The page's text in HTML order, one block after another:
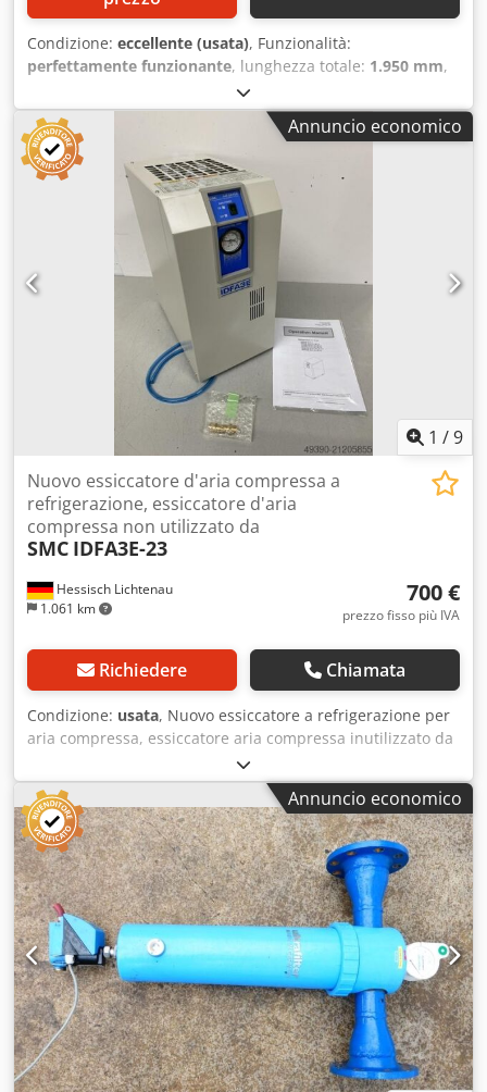
Condizione: eccellente (usata), Funzionalità:
perfettamente funzionante, lunghezza totale: 1.950 mm,
, altezza totale:
Vendi qui Dodpjp N H Husfx Acwskr un sistema di
recupero del calore per impianti di aria compressa. Atlas
Copco originale. Sistema WRG per compressore.
Smantellato a causa delle prestazioni insufficienti del
compressore. È stato usato pochissimo :( Unità di recupero
energetico Atlas Copco ER90 - dettagli allegati in PDF. Per
compressore ZR raffreddato ad acqua e senza olio
Trasforma il tuo compressore ZR raffreddato ad acqua e
oil-free in una fonte di energia per l'acqua calda con ER, la
nostra unità di recupero energetico. Potenza: 90 kW
Attrezzatura speciale: Pompa dell'acqua di riserva -
ridondanza 2° scambiatore di calore - Ottime condizioni.
Non è stato quasi mai utilizzato: cattiva pianificazione!
Purtroppo non sono più disponibili documenti.
Annuncio economico
1 /9
Hessisch Lichtenau
1.061 km
Nuovo essiccatore d'aria compressa a
refrigerazione, essiccatore d'aria
compressa non utilizzato da
SMC IDFA3E-23
700 €
prezzo fisso più IVA
Richiedere Chiamata
Condizione: usata, Nuovo essiccatore a refrigerazione per
aria compressa, essiccatore aria compressa inutilizzato da
stock di magazzino Deumidificatore aria compressa SMC
tipo IDFA3E-23 Essiccatore per aria compressa,
deumidificatore per aria compressa Djdpeyif I Usfx Acwjkr
N. di fabbrica: PP0213S Anno di costruzione: 2011
Essiccatore SMC IDFA taglia 3E Portata oraria: 12.000 litri/h
(12 m³/h) Portata per minuto: 200 litri/min. Pressione di
esercizio max. 10 bar Pressione di esercizio: 0,15 a 1,0 MPa
(dati del costruttore) Gas refrigerante: R134a Intervallo di
temperatura: 5°C - 50°C Assorbimento di potenza: 180
Watt Alimentazione: 230 Volt, 50 Hz, 1,2 Amp. Filettatura
tubo di collegamento: 3/8" - Scambiatore di calore in
acciaio inox, condensatore raffreddato ad aria - Separatore
di condensa con scarico automatico - Scarico condensa
tramite tubo Ingombro L x P x A: 410 x 226 x 473 mm Peso:
18 kg Nuovo, inutilizzato, come nuovo da magazzino
Annuncio economico